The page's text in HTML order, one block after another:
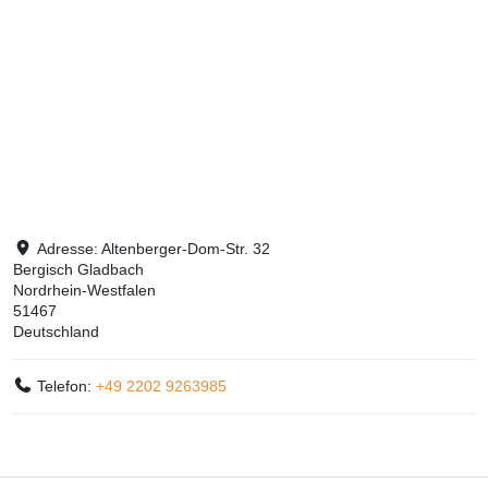
Adresse:Altenberger-Dom-Str. 32
Bergisch Gladbach
Nordrhein-Westfalen
51467
Deutschland
Telefon:+49 2202 9263985